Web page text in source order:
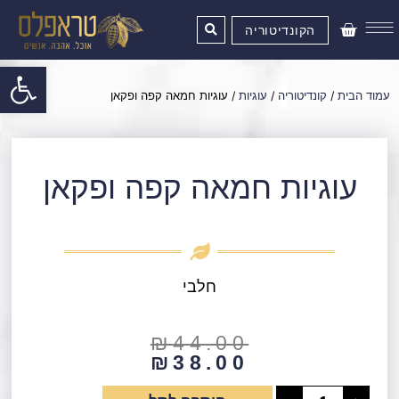
פתח
לתוכן
עגלת
קניות
הקונדיטוריה
עמוד הבית / קונדיטוריה / עוגיות / עוגיות חמאה קפה ופקאן
עוגיות חמאה קפה ופקאן
חלבי
₪44.00המחיר
המקורי
היה:
₪38.00
המחיר
הנוכחי
הוא:
כמות